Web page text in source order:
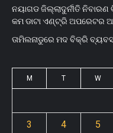
ନୟାଗଡ ଜିଲ୍ଲାଦୁର୍ନୀତି
କମ ଡାଟା ଏଣ୍ଟ୍ରି ଅପରେଟର
ତାମିଲନାଡୁରେ ମଦ ବିକ୍ରି
M T W
3 4 5